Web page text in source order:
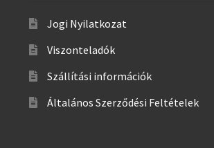
Jogi Nyilatkozat
Viszonteladók
Szállítási információk
Általános Szerződési Feltételek